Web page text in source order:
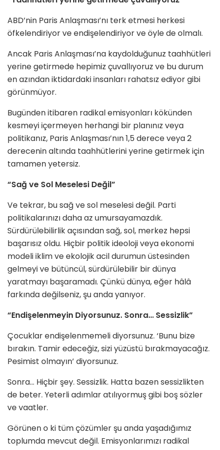
ABD’nin Paris Anlaşması’nı terk etmesi herkesi
öfkelendiriyor ve endişelendiriyor ve öyle de olmalı.
Ancak Paris Anlaşması’na kaydolduğunuz taahhütleri
yerine getirmede hepimiz çuvallıyoruz ve bu durum
en azından iktidardaki insanları rahatsız ediyor gibi
görünmüyor.
Bugünden itibaren radikal emisyonları kökünden
kesmeyi içermeyen herhangi bir planınız veya
politikanız, Paris Anlaşması’nın 1,5 derece veya 2
derecenin altında taahhütlerini yerine getirmek için
tamamen yetersiz.
“Sağ ve Sol Meselesi Değil”
Ve tekrar, bu sağ ve sol meselesi değil. Parti
politikalarınızı daha az umursayamazdık.
Sürdürülebilirlik açısından sağ, sol, merkez hepsi
başarısız oldu. Hiçbir politik ideoloji veya ekonomi
modeli iklim ve ekolojik acil durumun üstesinden
gelmeyi ve bütüncül, sürdürülebilir bir dünya
yaratmayı başaramadı. Çünkü dünya, eğer hâlâ
farkında değilseniz, şu anda yanıyor.
“Endişelenmeyin Diyorsunuz. Sonra… Sessizlik”
Çocuklar endişelenmemeli diyorsunuz. ‘Bunu bize
bırakın. Tamir edeceğiz, sizi yüzüstü bırakmayacağız.
Pesimist olmayın’ diyorsunuz.
Sonra… Hiçbir şey. Sessizlik. Hatta bazen sessizlikten
de beter. Yeterli adımlar atılıyormuş gibi boş sözler
ve vaatler.
Görünen o ki tüm çözümler şu anda yaşadığımız
toplumda mevcut değil. Emisyonlarımızı radikal